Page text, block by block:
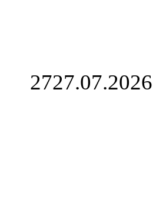
2727.07.2026